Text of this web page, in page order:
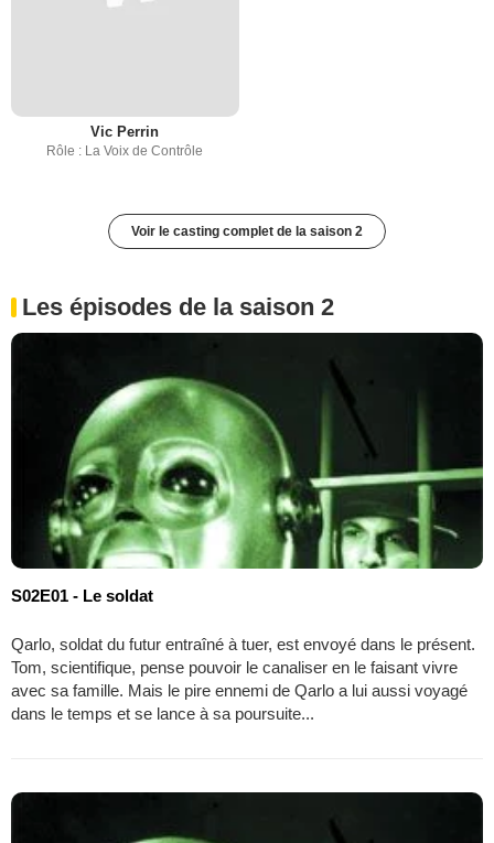
Vic Perrin
Rôle : La Voix de Contrôle
Voir le casting complet de la saison 2
Les épisodes de la saison 2
S02E01 - Le soldat
Qarlo, soldat du futur entraîné à tuer, est envoyé dans le présent.
Tom, scientifique, pense pouvoir le canaliser en le faisant vivre
avec sa famille. Mais le pire ennemi de Qarlo a lui aussi voyagé
dans le temps et se lance à sa poursuite...